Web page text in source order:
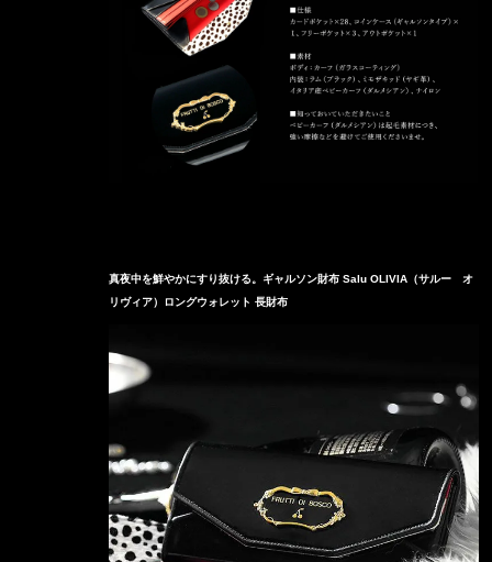
真夜中を鮮やかにすり抜ける。ギャルソン財布 Salu OLIVIA（サルー オ
リヴィア）ロングウォレット 長財布